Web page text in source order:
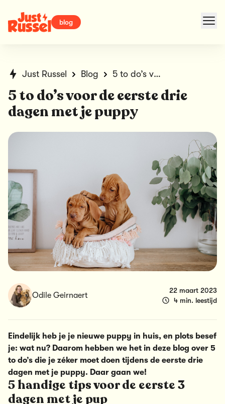
blog
Just Russel Blog 5 to do’s voor de eerste drie dagen met je puppy
5 to do’s voor de eerste drie
dagen met je puppy
Odile Geirnaert
22 maart 2023
4 min. leestijd
Eindelijk heb je je nieuwe puppy in huis, en plots besef
je: wat nu? Daarom hebben we het in deze blog over 5
to do’s die je zéker moet doen tijdens de eerste drie
dagen met je puppy. Daar gaan we!
5 handige tips voor de eerste 3
dagen met je pup